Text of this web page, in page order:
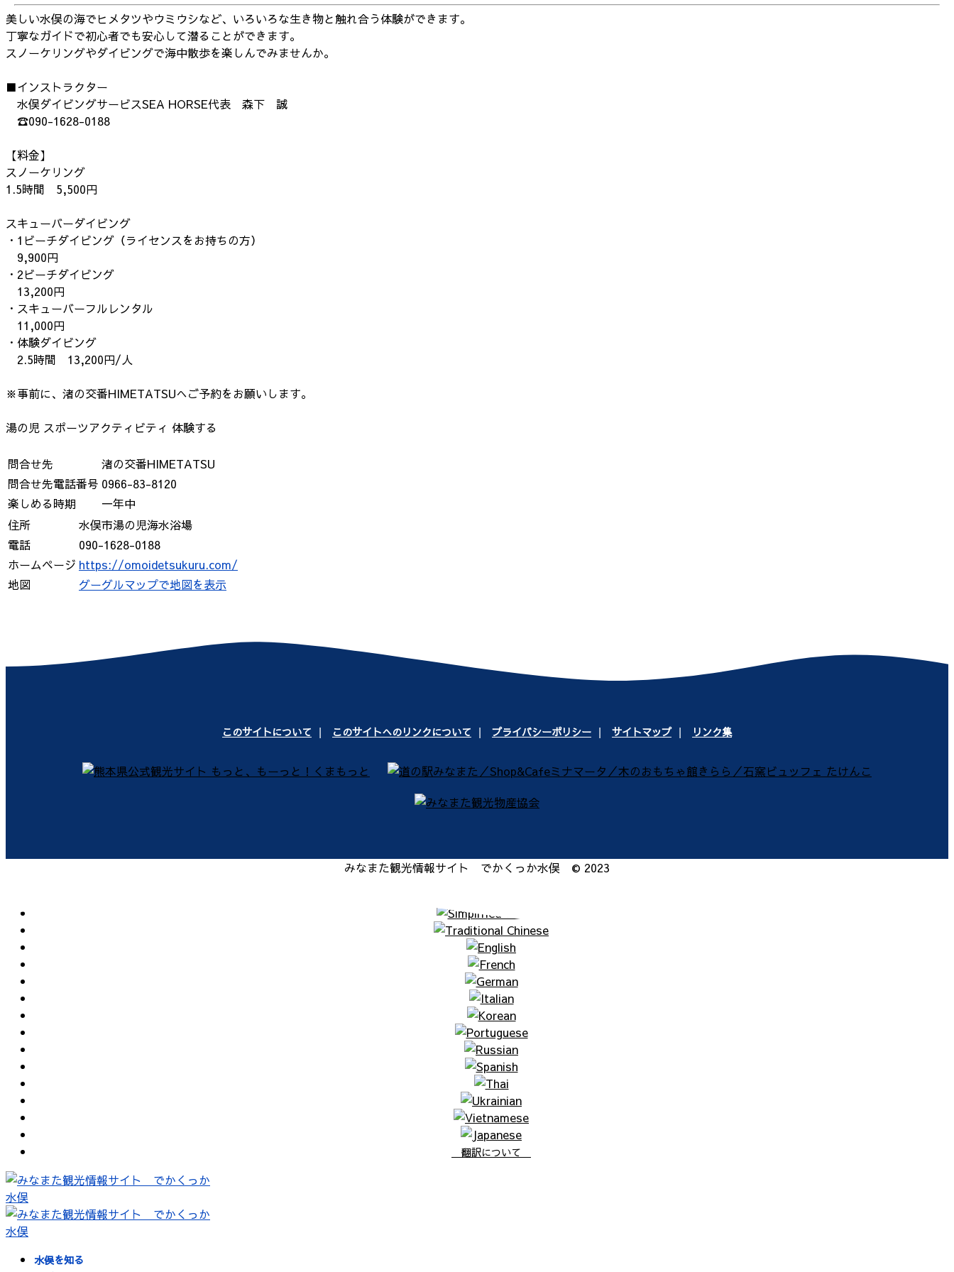
美しい水俣の海でヒメタツやウミウシなど、いろいろな生き物と触れ合う体験ができます。
丁寧なガイドで初心者でも安心して潜ることができます。
スノーケリングやダイビングで海中散歩を楽しんでみませんか。
■インストラクター
水俣ダイビングサービスSEA HORSE代表 森下 誠
☎090-1628-0188
【料金】
スノーケリング
1.5時間 5,500円
スキューバーダイビング
・1ビーチダイビング（ライセンスをお持ちの方）
9,900円
・2ビーチダイビング
13,200円
・スキューバーフルレンタル
11,000円
・体験ダイビング
2.5時間 13,200円/人
※事前に、渚の交番HIMETATSUへご予約をお願いします。
湯の児 スポーツアクティビティ 体験する
問合せ先
渚の交番HIMETATSU
問合せ先電話番号 0966-83-8120
楽しめる時期
一年中
住所
水俣市湯の児海水浴場
電話
090-1628-0188
ホームページ https://omoidetsukuru.com/
地図
グーグルマップで地図を表示
このサイトについて このサイトへのリンクについて プライバシーポリシー サイトマップ リンク集
みなまた観光情報サイト でかくっか水俣 © 2023
翻訳について
水俣を知る